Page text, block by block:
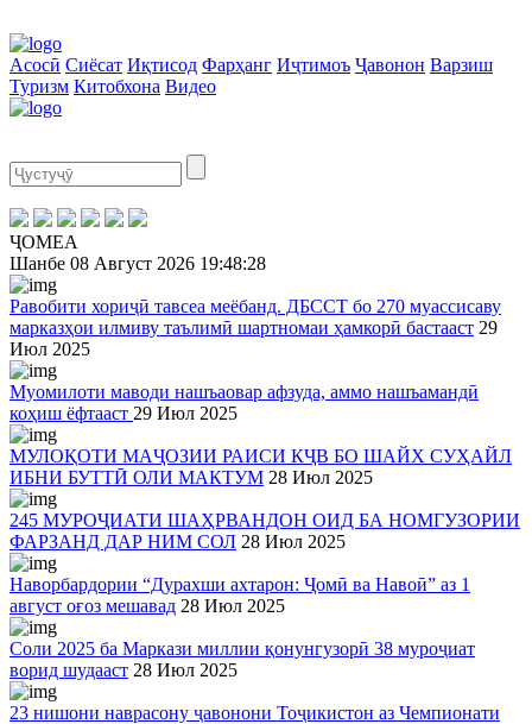
Асосӣ Сиёсат Иқтисод Фарҳанг Иҷтимоъ Ҷавонон Варзиш
Туризм Китобхона Видео
ҶОМЕА
Шанбе 08 Август 2026 19:48:28
Равобити хориҷӣ тавсеа меёбанд. ДБССТ бо 270 муассисаву
марказҳои илмиву таълимӣ шартномаи ҳамкорӣ бастааст 29
Июл 2025
Муомилоти маводи нашъаовар афзуда, аммо нашъамандӣ
коҳиш ёфтааст 29 Июл 2025
МУЛОҚОТИ МАҶОЗИИ РАИСИ КҶВ БО ШАЙХ СУҲАЙЛ
ИБНИ БУТТӢ ОЛИ МАКТУМ 28 Июл 2025
245 МУРОҶИАТИ ШАҲРВАНДОН ОИД БА НОМГУЗОРИИ
ФАРЗАНД ДАР НИМ СОЛ 28 Июл 2025
Наворбардории “Дурахши ахтарон: Ҷомӣ ва Навоӣ” аз 1
август оғоз мешавад 28 Июл 2025
Соли 2025 ба Маркази миллии қонунгузорӣ 38 муроҷиат
ворид шудааст 28 Июл 2025
23 нишони наврасону ҷавонони Тоҷикистон аз Чемпионати